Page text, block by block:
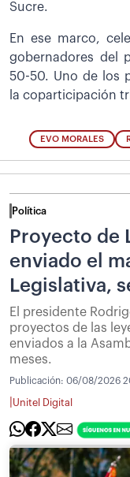
Sucre.
En ese marco,
gobernadores del
50-50. Uno de los
la coparticipación
EVO MORALES
Política
Proyecto de
enviado el
Legislativa,
El presidente
proyectos de las
enviados a la
meses.
Publicación: 06/08/2026
Unitel Digital